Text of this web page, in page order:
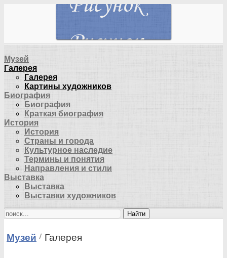
Музей
Галерея
Галерея
Картины художников
Биография
Биография
Краткая биография
История
История
Страны и города
Культурное наследие
Термины и понятия
Направления и стили
Выставка
Выставка
Выставки художников
Найти
Музей Галерея